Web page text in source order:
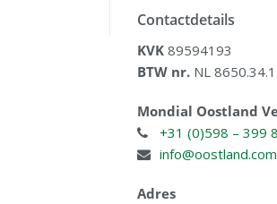
Contactdetails
KVK 89594193
BTW nr. NL
Mondial Oostland
+31 (0)598 – 399
info@oostland.com
Adres